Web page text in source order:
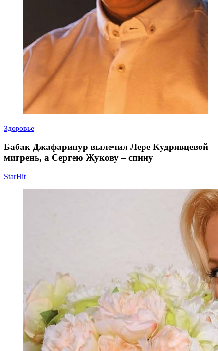
Здоровье
Бабак Джафарипур вылечил Лере Кудрявцевой
мигрень, а Сергею Жукову – спину
StarHit